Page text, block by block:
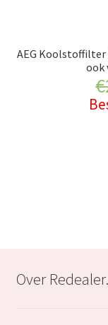
AEG Koolstoffilter
ook
€
Over